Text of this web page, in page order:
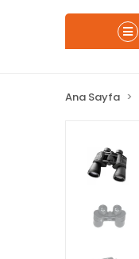
Ana Sayfa